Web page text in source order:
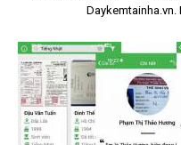
Daykemtainha.vn.